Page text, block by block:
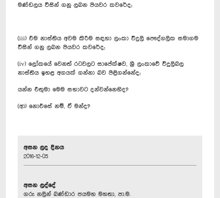
මණ්ඩලය විසින් ගනු ලබන පියවර කවරේද;
(iii) එම නාස්තිය අවම කිරීම සඳහා ලංකා විදුලි පෞද්ගලික සමාගම
විසින් ගනු ලබන පියවර කවරේද;
(iv) ලෝකයේ වෙනත් රටවලට සාපේක්ෂව, ශ්‍රී ලංකාවේ විදුලිබල
නාස්තිය ඉහළ අගයක් ගන්නා බව පිළිගන්නේද;
යන්න එතුමා මෙම සභාවට දන්වන්නෙහිද?
(ආ) නොඑසේ නම්, ඒ මන්ද?
අසන ලද දිනය
2016-12-05
අසන ලද්දේ
ගරු නලින් බණ්ඩාර ජයමහ මහතා, පා.ම.